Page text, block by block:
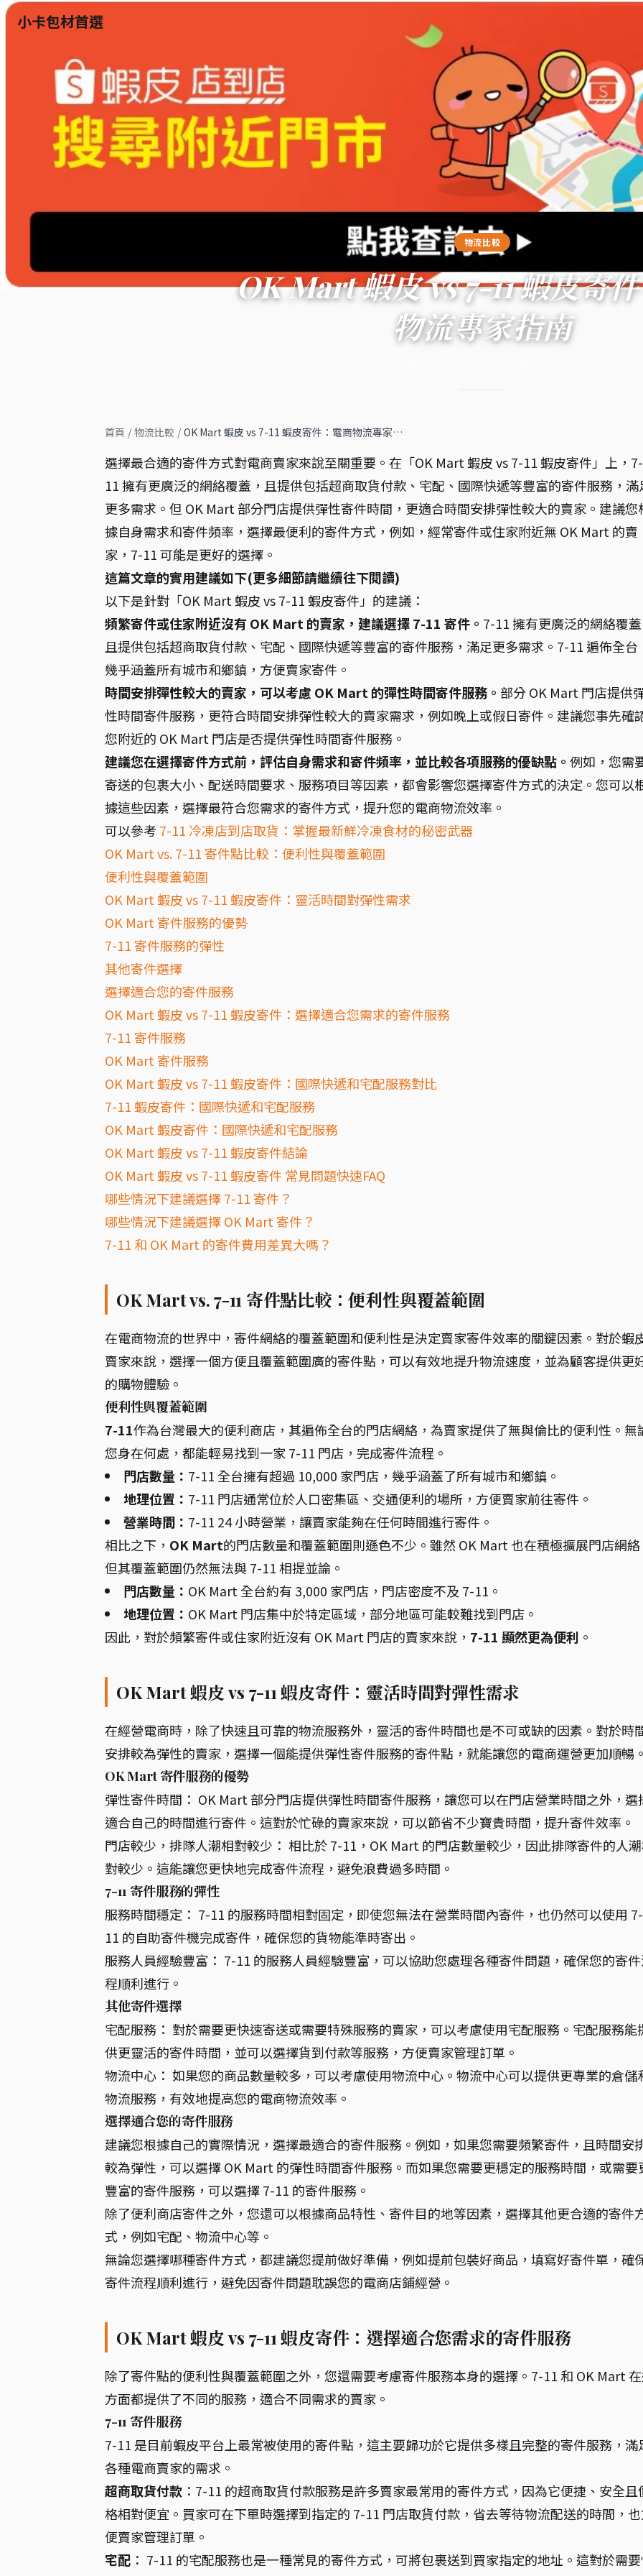
小卡包材首選
物流比較
OK Mart 蝦皮 vs 7-11 蝦皮寄
物流專家指南
首頁 / 物流比較 / OK Mart 蝦皮 vs 7-11 蝦皮寄件：電商物流專家…
選擇最合適的寄件方式對電商賣家來說至關重要。在「OK Mart 蝦皮 vs 7-11 蝦皮寄件」上，7-
11 擁有更廣泛的網絡覆蓋，且提供包括超商取貨付款、宅配、國際快遞等豐富的寄件服務，滿
更多需求。但 OK Mart 部分門店提供彈性寄件時間，更適合時間安排彈性較大的賣家。建議您
據自身需求和寄件頻率，選擇最便利的寄件方式，例如，經常寄件或住家附近無 OK Mart 的賣
家，7-11 可能是更好的選擇。
這篇文章的實用建議如下(更多細節請繼續往下閱讀)
以下是針對「OK Mart 蝦皮 vs 7-11 蝦皮寄件」的建議：
頻繁寄件或住家附近沒有 OK Mart 的賣家，建議選擇 7-11 寄件。 7-11 擁有更廣泛的網絡覆蓋
且提供包括超商取貨付款、宅配、國際快遞等豐富的寄件服務，滿足更多需求。7-11 遍佈全台
幾乎涵蓋所有城市和鄉鎮，方便賣家寄件。
時間安排彈性較大的賣家，可以考慮 OK Mart 的彈性時間寄件服務。 部分 OK Mart 門店提供
性時間寄件服務，更符合時間安排彈性較大的賣家需求，例如晚上或假日寄件。建議您事先確
您附近的 OK Mart 門店是否提供彈性時間寄件服務。
建議您在選擇寄件方式前，評估自身需求和寄件頻率，並比較各項服務的優缺點。 例如，您需
寄送的包裹大小、配送時間要求、服務項目等因素，都會影響您選擇寄件方式的決定。您可以
據這些因素，選擇最符合您需求的寄件方式，提升您的電商物流效率。
可以參考 7-11 冷凍店到店取貨：掌握最新鮮冷凍食材的秘密武器
OK Mart vs. 7-11 寄件點比較：便利性與覆蓋範圍
便利性與覆蓋範圍
OK Mart 蝦皮 vs 7-11 蝦皮寄件：靈活時間對彈性需求
OK Mart 寄件服務的優勢
7-11 寄件服務的彈性
其他寄件選擇
選擇適合您的寄件服務
OK Mart 蝦皮 vs 7-11 蝦皮寄件：選擇適合您需求的寄件服務
7-11 寄件服務
OK Mart 寄件服務
OK Mart 蝦皮 vs 7-11 蝦皮寄件：國際快遞和宅配服務對比
7-11 蝦皮寄件：國際快遞和宅配服務
OK Mart 蝦皮寄件：國際快遞和宅配服務
OK Mart 蝦皮 vs 7-11 蝦皮寄件結論
OK Mart 蝦皮 vs 7-11 蝦皮寄件 常見問題快速FAQ
哪些情況下建議選擇 7-11 寄件？
哪些情況下建議選擇 OK Mart 寄件？
7-11 和 OK Mart 的寄件費用差異大嗎？
OK Mart vs. 7-11 寄件點比較：便利性與覆蓋範圍
在電商物流的世界中，寄件網絡的覆蓋範圍和便利性是決定賣家寄件效率的關鍵因素。對於蝦
賣家來說，選擇一個方便且覆蓋範圍廣的寄件點，可以有效地提升物流速度，並為顧客提供更
的購物體驗。
便利性與覆蓋範圍
7-11作為台灣最大的便利商店，其遍佈全台的門店網絡，為賣家提供了無與倫比的便利性。無
您身在何處，都能輕易找到一家 7-11 門店，完成寄件流程。
門店數量： 7-11 全台擁有超過 10,000 家門店，幾乎涵蓋了所有城市和鄉鎮。
地理位置： 7-11 門店通常位於人口密集區、交通便利的場所，方便賣家前往寄件。
營業時間： 7-11 24 小時營業，讓賣家能夠在任何時間進行寄件。
相比之下， OK Mart的門店數量和覆蓋範圍則遜色不少。雖然 OK Mart 也在積極擴展門店網絡
但其覆蓋範圍仍然無法與 7-11 相提並論。
門店數量： OK Mart 全台約有 3,000 家門店，門店密度不及 7-11。
地理位置： OK Mart 門店集中於特定區域，部分地區可能較難找到門店。
因此，對於頻繁寄件或住家附近沒有 OK Mart 門店的賣家來說， 7-11 顯然更為便利 。
OK Mart 蝦皮 vs 7-11 蝦皮寄件：靈活時間對彈性需求
在經營電商時，除了快速且可靠的物流服務外，靈活的寄件時間也是不可或缺的因素。對於時
安排較為彈性的賣家，選擇一個能提供彈性寄件服務的寄件點，就能讓您的電商運營更加順暢。
OK Mart 寄件服務的優勢
彈性寄件時間： OK Mart 部分門店提供彈性時間寄件服務，讓您可以在門店營業時間之外，選
適合自己的時間進行寄件。這對於忙碌的賣家來說，可以節省不少寶貴時間，提升寄件效率。
門店較少，排隊人潮相對較少： 相比於 7-11，OK Mart 的門店數量較少，因此排隊寄件的人
對較少。這能讓您更快地完成寄件流程，避免浪費過多時間。
7-11 寄件服務的彈性
服務時間穩定： 7-11 的服務時間相對固定，即使您無法在營業時間內寄件，也仍然可以使用 7-
11 的自助寄件機完成寄件，確保您的貨物能準時寄出。
服務人員經驗豐富： 7-11 的服務人員經驗豐富，可以協助您處理各種寄件問題，確保您的寄
程順利進行。
其他寄件選擇
宅配服務： 對於需要更快速寄送或需要特殊服務的賣家，可以考慮使用宅配服務。宅配服務能
供更靈活的寄件時間，並可以選擇貨到付款等服務，方便賣家管理訂單。
物流中心： 如果您的商品數量較多，可以考慮使用物流中心。物流中心可以提供更專業的倉儲
物流服務，有效地提高您的電商物流效率。
選擇適合您的寄件服務
建議您根據自己的實際情況，選擇最適合的寄件服務。例如，如果您需要頻繁寄件，且時間安
較為彈性，可以選擇 OK Mart 的彈性時間寄件服務。而如果您需要更穩定的服務時間，或需要
豐富的寄件服務，可以選擇 7-11 的寄件服務。
除了便利商店寄件之外，您還可以根據商品特性、寄件目的地等因素，選擇其他更合適的寄件
式，例如宅配、物流中心等。
無論您選擇哪種寄件方式，都建議您提前做好準備，例如提前包裝好商品，填寫好寄件單，確
寄件流程順利進行，避免因寄件問題耽誤您的電商店鋪經營。
OK Mart 蝦皮 vs 7-11 蝦皮寄件：選擇適合您需求的寄件服務
除了寄件點的便利性與覆蓋範圍之外，您還需要考慮寄件服務本身的選擇。7-11 和 OK Mart
方面都提供了不同的服務，適合不同需求的賣家。
7-11 寄件服務
7-11 是目前蝦皮平台上最常被使用的寄件點，這主要歸功於它提供多樣且完整的寄件服務，滿
各種電商賣家的需求。
超商取貨付款 ：7-11 的超商取貨付款服務是許多賣家最常用的寄件方式，因為它便捷、安全且
格相對便宜。買家可在下單時選擇到指定的 7-11 門店取貨付款，省去等待物流配送的時間，
便賣家管理訂單。
宅配 ： 7-11 的宅配服務也是一種常見的寄件方式，可將包裹送到買家指定的地址。這對於需